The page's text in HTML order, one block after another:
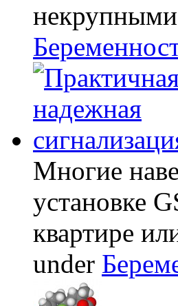
некрупными
Многие
установке
квартире
under